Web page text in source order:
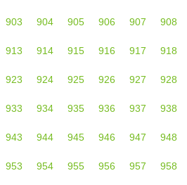
903 904 905 906 907 908
913 914 915 916 917 918
923 924 925 926 927 928
933 934 935 936 937 938
943 944 945 946 947 948
953 954 955 956 957 958